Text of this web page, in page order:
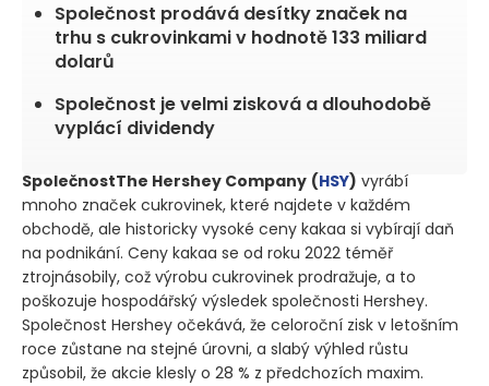
Společnost prodává desítky značek na
trhu s cukrovinkami v hodnotě 133 miliard
dolarů
Společnost je velmi zisková a dlouhodobě
vyplácí dividendy
SpolečnostThe Hershey Company (HSY) vyrábí
mnoho značek cukrovinek, které najdete v každém
obchodě, ale historicky vysoké ceny kakaa si vybírají daň
na podnikání. Ceny kakaa se od roku 2022 téměř
ztrojnásobily, což výrobu cukrovinek prodražuje, a to
poškozuje hospodářský výsledek společnosti Hershey.
Společnost Hershey očekává, že celoroční zisk v letošním
roce zůstane na stejné úrovni, a slabý výhled růstu
způsobil, že akcie klesly o 28 % z předchozích maxim.